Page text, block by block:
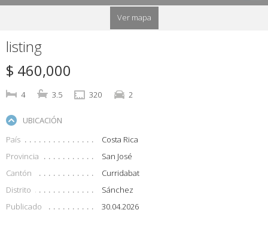
Ver mapa
listing
$ 460,000
4 3.5 320 2
UBICACIÓN
País
Costa Rica
Provincia
San José
Cantón
Curridabat
Distrito
Sánchez
Publicado
30.04.2026